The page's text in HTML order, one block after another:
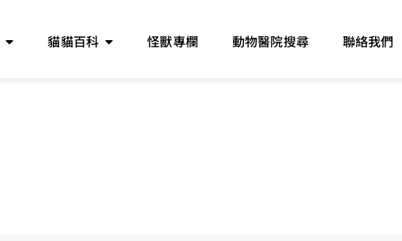
貓貓百科 怪獸專欄 動物醫院搜尋 聯絡我們